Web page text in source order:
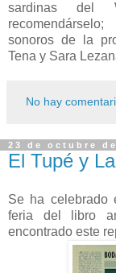
sardinas del
sonoros de la
Tena y Sara
No hay
23 de octubre de
El Tupé y
Se ha celebrado
feria del libro
encontrado este